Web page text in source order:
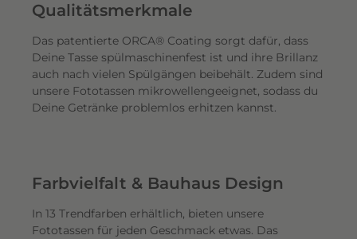
Qualitätsmerkmale
Das patentierte ORCA® Coating sorgt dafür, dass
Deine Tasse spülmaschinenfest ist und ihre Brillanz
auch nach vielen Spülgängen beibehält. Zudem sind
unsere Fototassen mikrowellengeeignet, sodass du
Deine Getränke problemlos erhitzen kannst.
Farbvielfalt & Bauhaus Design
In 13 Trendfarben erhältlich, bieten unsere
Fototassen für jeden Geschmack etwas. Das